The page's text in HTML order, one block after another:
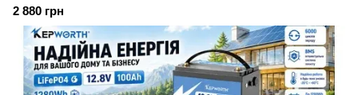
2 880 грн